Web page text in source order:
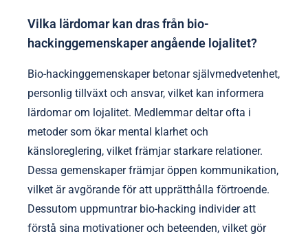
Vilka lärdomar kan dras från bio-
hackinggemenskaper angående lojalitet?
Bio-hackinggemenskaper betonar självmedvetenhet,
personlig tillväxt och ansvar, vilket kan informera
lärdomar om lojalitet. Medlemmar deltar ofta i
metoder som ökar mental klarhet och
känsloreglering, vilket främjar starkare relationer.
Dessa gemenskaper främjar öppen kommunikation,
vilket är avgörande för att upprätthålla förtroende.
Dessutom uppmuntrar bio-hacking individer att
förstå sina motivationer och beteenden, vilket gör